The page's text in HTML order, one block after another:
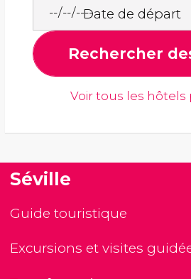
Date de départ
Rechercher
Voir tous les hôtels
Séville
Guide touristique
Excursions et visites